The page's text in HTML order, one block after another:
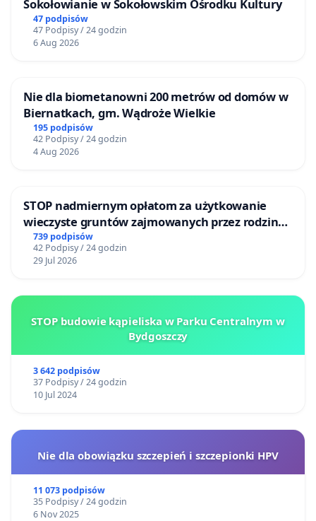
Sokołowianie w Sokołowskim Ośrodku Kultury
47 podpisów
47 Podpisy / 24 godzin
6 Aug 2026
Nie dla biometanowni 200 metrów od domów w
Biernatkach, gm. Wądroże Wielkie
195 podpisów
42 Podpisy / 24 godzin
4 Aug 2026
STOP nadmiernym opłatom za użytkowanie
wieczyste gruntów zajmowanych przez rodzinne
ogrody działkowe.
739 podpisów
42 Podpisy / 24 godzin
29 Jul 2026
STOP budowie kąpieliska w Parku Centralnym w
Bydgoszczy
3 642 podpisów
37 Podpisy / 24 godzin
10 Jul 2024
Nie dla obowiązku szczepień i szczepionki HPV
11 073 podpisów
35 Podpisy / 24 godzin
6 Nov 2025